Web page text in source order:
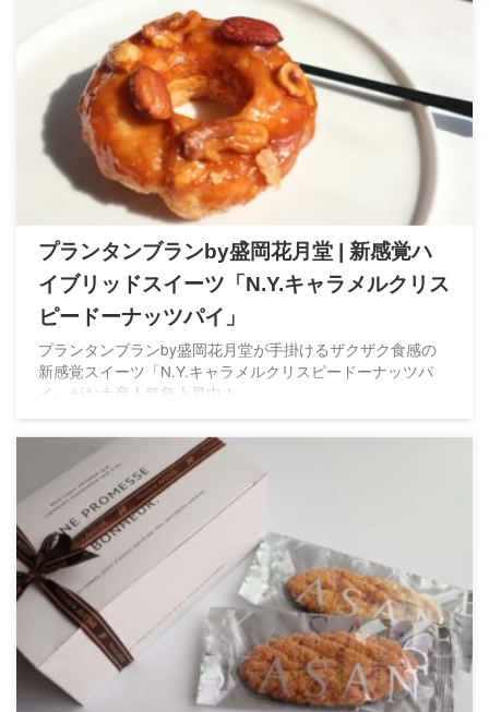
プランタンブランby盛岡花月堂 | 新感覚ハ
イブリッドスイーツ「N.Y.キャラメルクリス
ピードーナッツパイ」
プランタンブランby盛岡花月堂が手掛けるザクザク食感の
新感覚スイーツ「N.Y.キャラメルクリスピードーナッツパ
イ」がお土産人気急上昇中！